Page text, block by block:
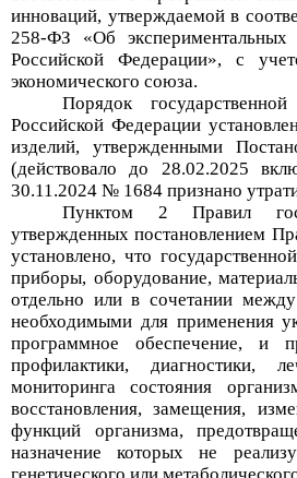
инноваций, утверждаемой в
258-ФЗ «Об
Российской Федерации», с
экономического союза.
Порядок
Российской Федерации
изделий, утвержденными
(действовало до 28.02.2025
30.11.2024 № 1684 признано
Пунктом 2 Правил
утвержденных постановлением
установлено, что
приборы, оборудование,
отдельно или в сочетании
необходимыми для применения
программное обеспечение, и
профилактики, диагностики,
мониторинга состояния
восстановления, замещения,
функций организма,
назначение которых не